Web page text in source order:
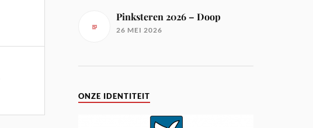
Pinksteren 2026 – Doop
26 MEI 2026
ONZE IDENTITEIT